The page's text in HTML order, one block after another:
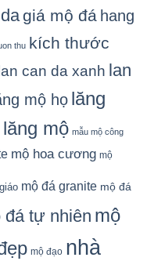
giá mộ đá hang
thu kích thước
can da xanh lan
mộ họ lăng
mộ mẫu mộ công
mộ hoa cương mộ
mộ đá granite mộ đá
đá tự nhiên mộ
mộ đạo nhà